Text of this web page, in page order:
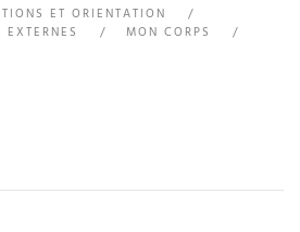
ET ORIENTATION
MON CORPS